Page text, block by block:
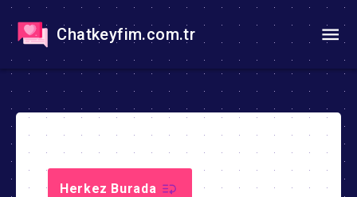
Chatkeyfim.com.tr
Herkez Burada